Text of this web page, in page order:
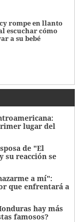
rompe en llanto
escuchar cómo
a su bebé
lugar del
de "El
su reacción se
a mí":
que enfrentará a
hay más
famosos?